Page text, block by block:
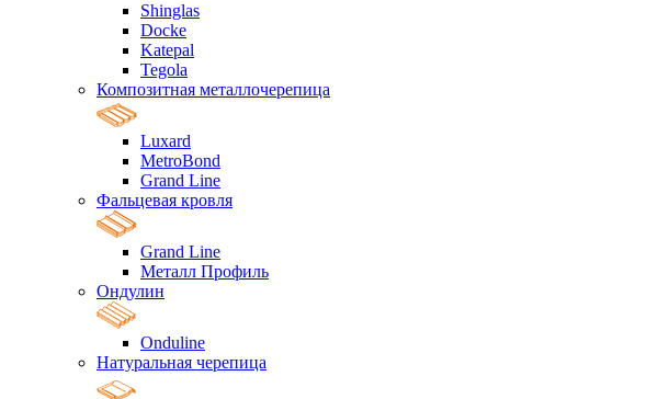
Shinglas
Docke
Katepal
Tegola
Композитная металлочерепица
Luxard
MetroBond
Grand Line
Фальцевая кровля
Grand Line
Металл Профиль
Ондулин
Onduline
Натуральная черепица